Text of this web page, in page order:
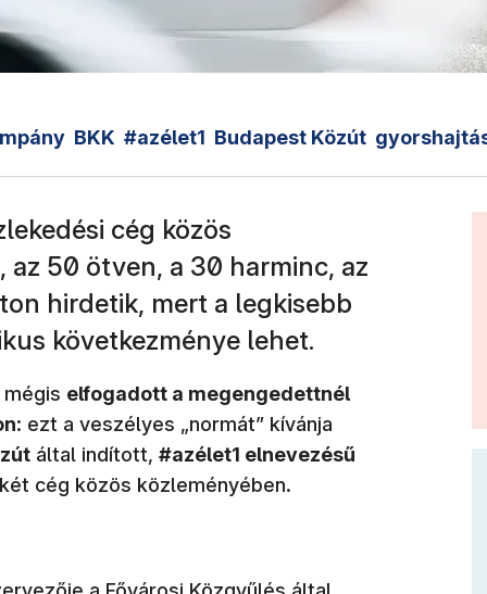
BKK #azélet1 Budapest Közút
cég közös
50 ötven, a 30 harminc, az
hirdetik, mert a legkisebb
következménye lehet.
elfogadott a megengedettnél
: ezt a veszélyes „normát” kívánja
által indított, #azélet1 elnevezésű
cég közös közleményében.